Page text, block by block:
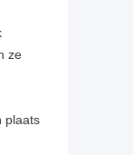
ze
plaats